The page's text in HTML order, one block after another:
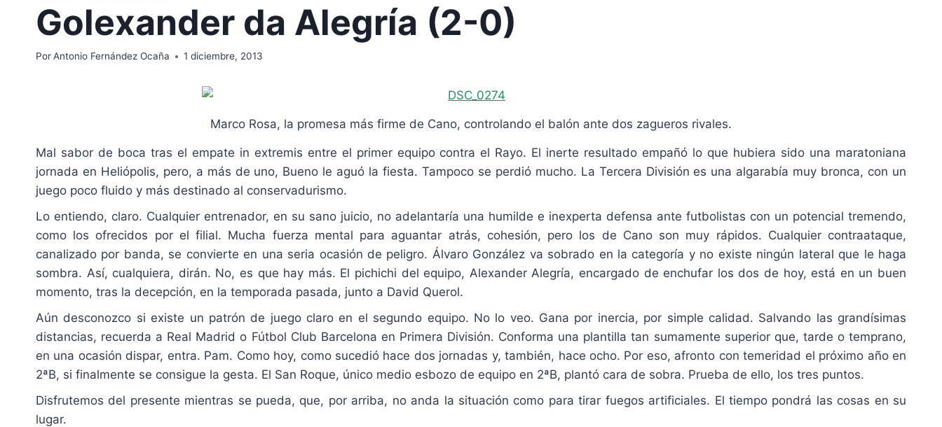
Golexander da Alegría (2-0)
PorAntonio Fernández Ocaña 1 diciembre, 2013
Marco Rosa, la promesa más firme de Cano, controlando el balón ante dos zagueros rivales.
Mal sabor de boca tras el empate in extremis entre el primer equipo contra el Rayo. El inerte resultado empañó lo que hubiera sido una maratoniana
jornada en Heliópolis, pero, a más de uno, Bueno le aguó la fiesta. Tampoco se perdió mucho. La Tercera División es una algarabía muy bronca, con un
juego poco fluido y más destinado al conservadurismo.
Lo entiendo, claro. Cualquier entrenador, en su sano juicio, no adelantaría una humilde e inexperta defensa ante futbolistas con un potencial tremendo,
como los ofrecidos por el filial. Mucha fuerza mental para aguantar atrás, cohesión, pero los de Cano son muy rápidos. Cualquier contraataque,
canalizado por banda, se convierte en una seria ocasión de peligro. Álvaro González va sobrado en la categoría y no existe ningún lateral que le haga
sombra. Así, cualquiera, dirán. No, es que hay más. El pichichi del equipo, Alexander Alegría, encargado de enchufar los dos de hoy, está en un buen
momento, tras la decepción, en la temporada pasada, junto a David Querol.
Aún desconozco si existe un patrón de juego claro en el segundo equipo. No lo veo. Gana por inercia, por simple calidad. Salvando las grandísimas
distancias, recuerda a Real Madrid o Fútbol Club Barcelona en Primera División. Conforma una plantilla tan sumamente superior que, tarde o temprano,
en una ocasión dispar, entra. Pam. Como hoy, como sucedió hace dos jornadas y, también, hace ocho. Por eso, afronto con temeridad el próximo año en
2ªB, si finalmente se consigue la gesta. El San Roque, único medio esbozo de equipo en 2ªB, plantó cara de sobra. Prueba de ello, los tres puntos.
Disfrutemos del presente mientras se pueda, que, por arriba, no anda la situación como para tirar fuegos artificiales. El tiempo pondrá las cosas en su
lugar.